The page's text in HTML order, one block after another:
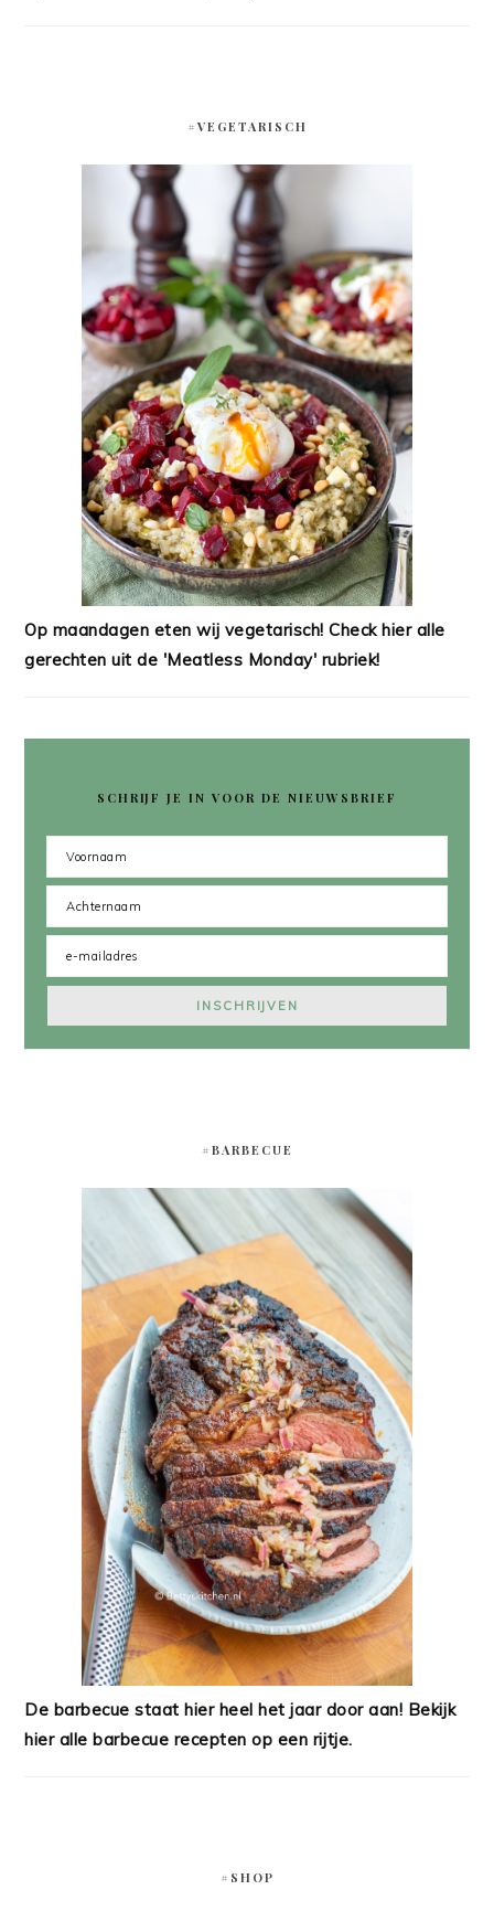
#VEGETARISCH
Op maandagen eten wij vegetarisch! Check hier alle
gerechten uit de 'Meatless Monday' rubriek!
SCHRIJF JE IN VOOR DE NIEUWSBRIEF
#BARBECUE
De barbecue staat hier heel het jaar door aan! Bekijk
hier alle barbecue recepten op een rijtje.
#SHOP